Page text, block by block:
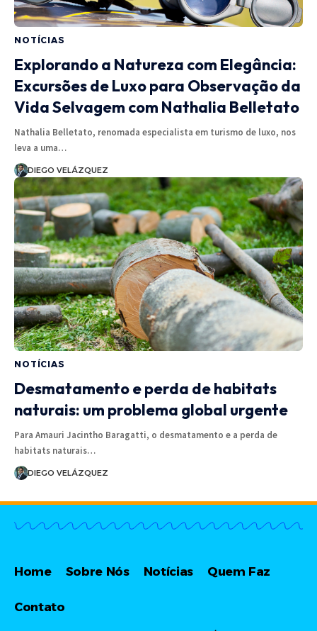
NOTÍCIAS
Explorando a Natureza com Elegância:
Excursões de Luxo para Observação da
Vida Selvagem com Nathalia Belletato
Nathalia Belletato, renomada especialista em turismo de luxo, nos
leva a uma…
DIEGO VELÁZQUEZ
NOTÍCIAS
Desmatamento e perda de habitats
naturais: um problema global urgente
Para Amauri Jacintho Baragatti, o desmatamento e a perda de
habitats naturais…
DIEGO VELÁZQUEZ
Home Sobre Nós Notícias Quem Faz
Contato